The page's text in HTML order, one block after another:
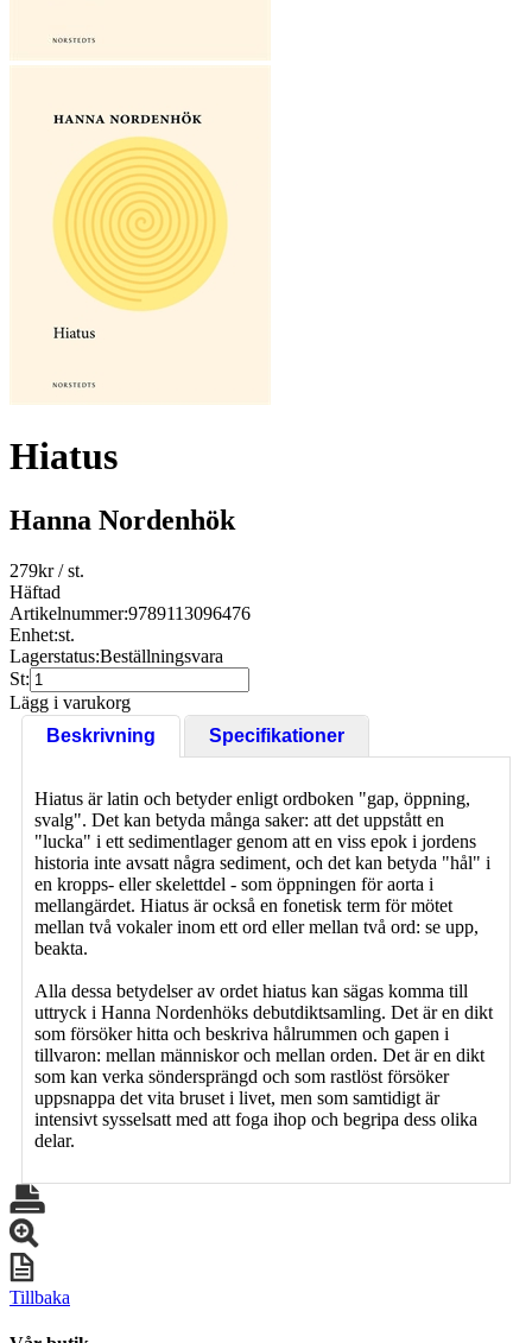
Hiatus
Hanna Nordenhök
279kr/ st.
Häftad
Artikelnummer:9789113096476
Enhet:st.
Lagerstatus:Beställningsvara
St:
Lägg i varukorg
Beskrivning
Specifikationer
Hiatus är latin och betyder enligt ordboken "gap, öppning,
svalg". Det kan betyda många saker: att det uppstått en
"lucka" i ett sedimentlager genom att en viss epok i jordens
historia inte avsatt några sediment, och det kan betyda "hål" i
en kropps- eller skelettdel - som öppningen för aorta i
mellangärdet. Hiatus är också en fonetisk term för mötet
mellan två vokaler inom ett ord eller mellan två ord: se upp,
beakta.
Alla dessa betydelser av ordet hiatus kan sägas komma till
uttryck i Hanna Nordenhöks debutdiktsamling. Det är en dikt
som försöker hitta och beskriva hålrummen och gapen i
tillvaron: mellan människor och mellan orden. Det är en dikt
som kan verka söndersprängd och som rastlöst försöker
uppsnappa det vita bruset i livet, men som samtidigt är
intensivt sysselsatt med att foga ihop och begripa dess olika
delar.
Tillbaka